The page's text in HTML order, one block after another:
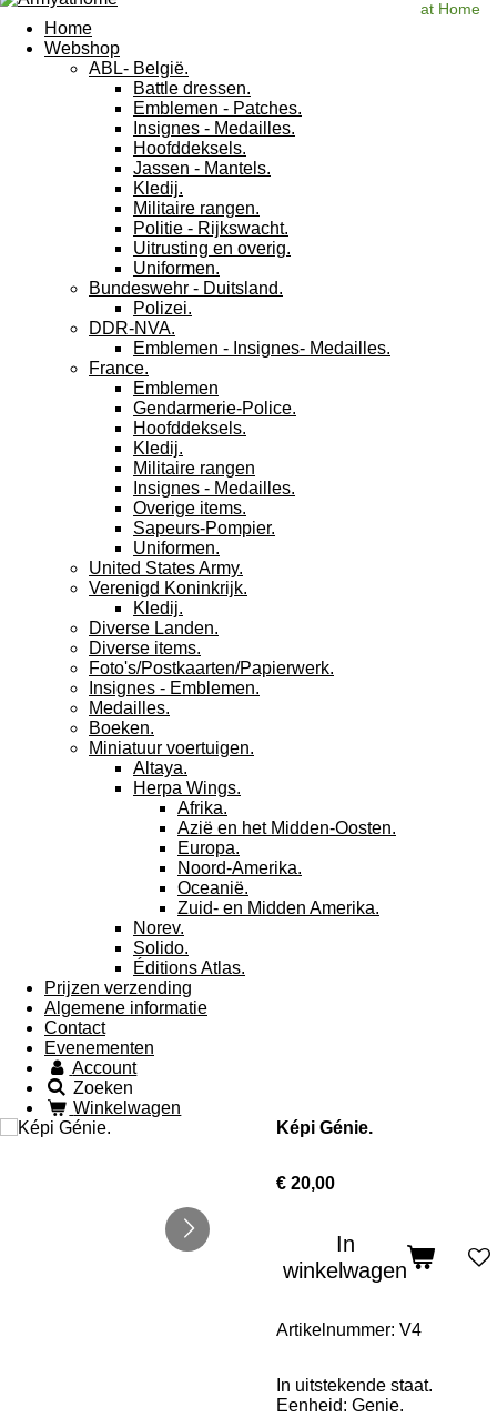
at Home
Home
Webshop
ABL- België.
Battle dressen.
Emblemen - Patches.
Insignes - Medailles.
Hoofddeksels.
Jassen - Mantels.
Kledij.
Militaire rangen.
Politie - Rijkswacht.
Uitrusting en overig.
Uniformen.
Bundeswehr - Duitsland.
Polizei.
DDR-NVA.
Emblemen - Insignes- Medailles.
France.
Emblemen
Gendarmerie-Police.
Hoofddeksels.
Kledij.
Militaire rangen
Insignes - Medailles.
Overige items.
Sapeurs-Pompier.
Uniformen.
United States Army.
Verenigd Koninkrijk.
Kledij.
Diverse Landen.
Diverse items.
Foto's/Postkaarten/Papierwerk.
Insignes - Emblemen.
Medailles.
Boeken.
Miniatuur voertuigen.
Altaya.
Herpa Wings.
Afrika.
Azië en het Midden-Oosten.
Europa.
Noord-Amerika.
Oceanië.
Zuid- en Midden Amerika.
Norev.
Solido.
Éditions Atlas.
Prijzen verzending
Algemene informatie
Contact
Evenementen
Account
Zoeken
Winkelwagen
Képi Génie.
€ 20,00
In
winkelwagen
Artikelnummer: V4
In uitstekende staat.
Eenheid: Genie.